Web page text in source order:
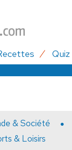
Quiz
& Société
& Loisirs